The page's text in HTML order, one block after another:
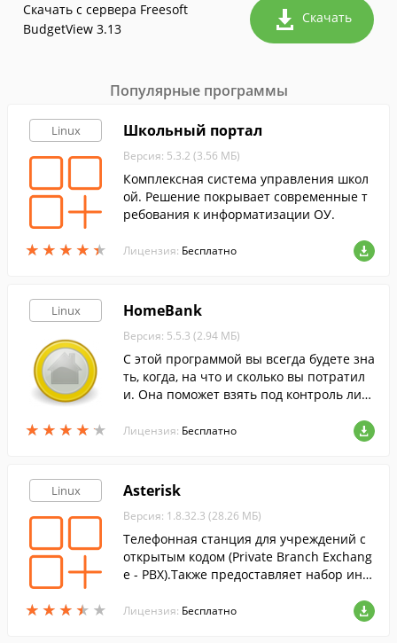
Скачать с сервера Freesoft
BudgetView 3.13
Скачать
Популярные программы
Linux
★ ★ ★ ★ ★
★ ★ ★ ★ ★
Школьный портал
Версия: 5.3.2 (3.56 МБ)
Комплексная система управления школ
ой. Решение покрывает современные т
ребования к информатизации ОУ.
Лицензия: Бесплатно
Linux
★ ★ ★ ★ ★
★ ★ ★ ★ ★
HomeBank
Версия: 5.5.3 (2.94 МБ)
С этой программой вы всегда будете зна
ть, когда, на что и сколько вы потратил
и. Она поможет взять под контроль лич
терию.
Лицензия: Бесплатно
Linux
★ ★ ★ ★ ★
★ ★ ★ ★ ★
Asterisk
Версия: 1.8.32.3 (28.26 МБ)
Телефонная станция для учреждений с
открытым кодом (Private Branch Exchang
e - PBX).Также предоставляет набор инст
Лицензия: Бесплатно